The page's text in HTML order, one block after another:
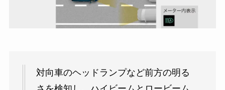
対向車のヘッドランプなど前方の明る